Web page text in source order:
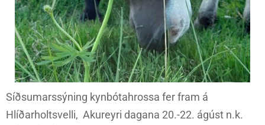
Síðsumarssýning kynbótahrossa fer fram á
Hlíðarholtsvelli, Akureyri dagana 20.-22. ágúst n.k.